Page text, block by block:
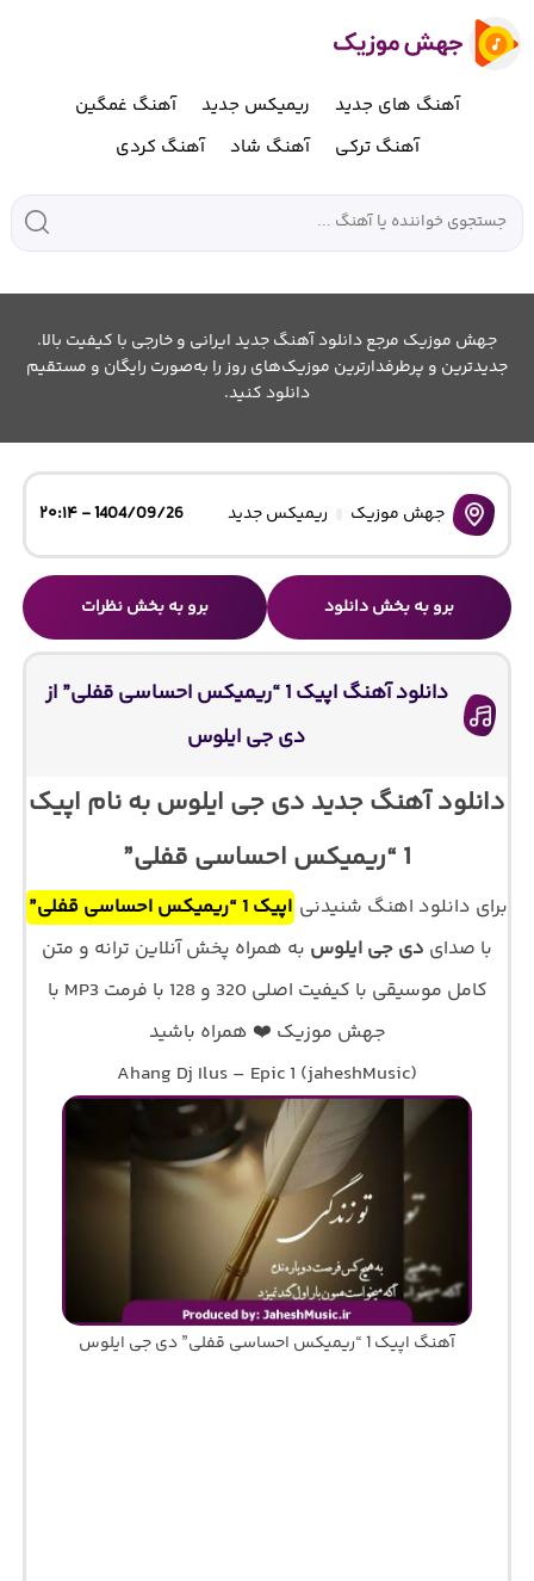
آهنگ های جدید ریمیکس جدید
آهنگ غمگین
آهنگ ترکی
آهنگ شاد آهنگ کردی
جهش موزیک مرجع دانلود آهنگ جدید ایرانی و خارجی با کیفیت بالا.
جدیدترین و پرطرفدارترین موزیک‌های روز را به‌صورت رایگان و مستقیم
دانلود کنید.
جهش موزیک ریمیکس جدید 1404/09/26 - ۲۰:۱۴
برو به بخش دانلود برو به بخش نظرات
دانلود آهنگ اپیک 1 “ریمیکس احساسی قفلی” از
دی جی ایلوس
دانلود آهنگ جدید دی جی ایلوس به نام اپیک
1 “ریمیکس احساسی قفلی”
برای دانلود اهنگ شنیدنی اپیک 1 “ریمیکس احساسی قفلی”
با صدای دی جی ایلوس به همراه پخش آنلاین ترانه و متن
کامل موسیقی با کیفیت اصلی 320 و 128 با فرمت MP3 با
جهش موزیک ❤️ همراه باشید
Ahang Dj Ilus – Epic 1 (jaheshMusic)
آهنگ اپیک 1 “ریمیکس احساسی قفلی” دی جی ایلوس